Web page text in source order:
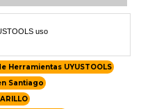
uso
Herramientas UYUSTOOLS
Santiago